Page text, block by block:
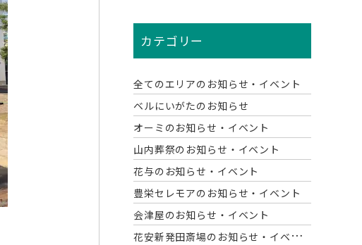
カテゴリー
全てのエリアのお知らせ・イベント
ベルにいがたのお知らせ
オーミのお知らせ・イベント
山内葬祭のお知らせ・イベント
花与のお知らせ・イベント
豊栄セレモアのお知らせ・イベント
会津屋のお知らせ・イベント
花
安新発田斎場のお知らせ・イベント